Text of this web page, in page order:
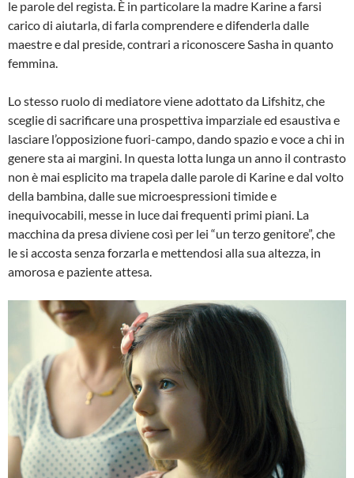
le parole del regista. È in particolare la madre Karine a farsi
carico di aiutarla, di farla comprendere e difenderla dalle
maestre e dal preside, contrari a riconoscere Sasha in quanto
femmina.
Lo stesso ruolo di mediatore viene adottato da Lifshitz, che
sceglie di sacrificare una prospettiva imparziale ed esaustiva e
lasciare l’opposizione fuori-campo, dando spazio e voce a chi in
genere sta ai margini. In questa lotta lunga un anno il contrasto
non è mai esplicito ma trapela dalle parole di Karine e dal volto
della bambina, dalle sue microespressioni timide e
inequivocabili, messe in luce dai frequenti primi piani. La
macchina da presa diviene così per lei “un terzo genitore”, che
le si accosta senza forzarla e mettendosi alla sua altezza, in
amorosa e paziente attesa.